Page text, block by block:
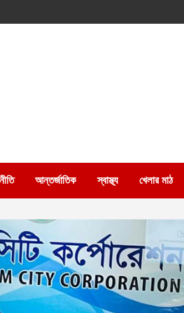
আন্তর্জাতিক স্বাস্থ্য খেলার মাঠ